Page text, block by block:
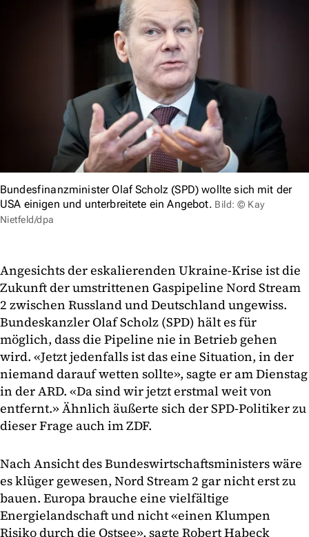
Bundesfinanzminister Olaf Scholz (SPD) wollte sich mit der
USA einigen und unterbreitete ein Angebot. Bild: © Kay
Nietfeld/dpa
Angesichts der eskalierenden Ukraine-Krise ist die
Zukunft der umstrittenen Gaspipeline Nord Stream
2 zwischen Russland und Deutschland ungewiss.
Bundeskanzler Olaf Scholz (SPD) hält es für
möglich, dass die Pipeline nie in Betrieb gehen
wird. «Jetzt jedenfalls ist das eine Situation, in der
niemand darauf wetten sollte», sagte er am Dienstag
in der ARD. «Da sind wir jetzt erstmal weit von
entfernt.» Ähnlich äußerte sich der SPD-Politiker zu
dieser Frage auch im ZDF.
Nach Ansicht des Bundeswirtschaftsministers wäre
es klüger gewesen, Nord Stream 2 gar nicht erst zu
bauen. Europa brauche eine vielfältige
Energielandschaft und nicht «einen Klumpen
Risiko durch die Ostsee», sagte Robert Habeck